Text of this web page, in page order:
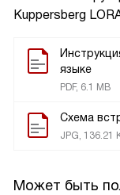
Kuppersberg
языке
PDF, 6.1 MB
Схема
JPG, 136.21
Может быть